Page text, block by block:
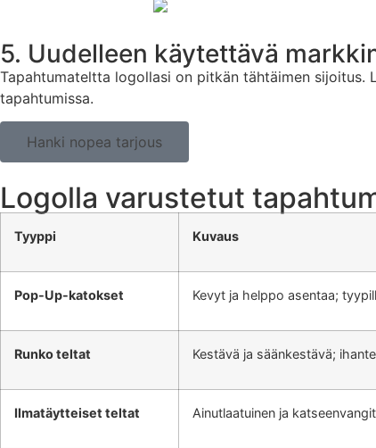
5. Uudelleen käytettävä
Tapahtumateltta logollasi on pitkän tähtäimen sijoitus.
tapahtumissa.
Hanki nopea tarjous
Logolla varustetut
Tyyppi Kuvaus
Pop-Up-katokset Kevyt ja helppo asentaa;
Runko teltat Kestävä ja säänkestävä;
Ilmatäytteiset teltat Ainutlaatuinen ja